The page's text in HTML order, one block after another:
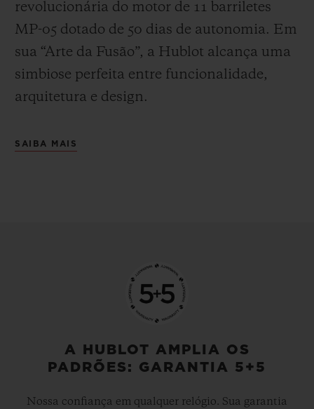
revolucionária do motor de 11 barriletes
MP-05 dotado de 50 dias de autonomia. Em
sua “Arte da Fusão”, a Hublot alcança uma
simbiose perfeita entre funcionalidade,
arquitetura e design.
SAIBA MAIS
A HUBLOT AMPLIA OS
PADRÕES: GARANTIA 5+5
Nossa confiança em qualquer relógio. Sua garantia